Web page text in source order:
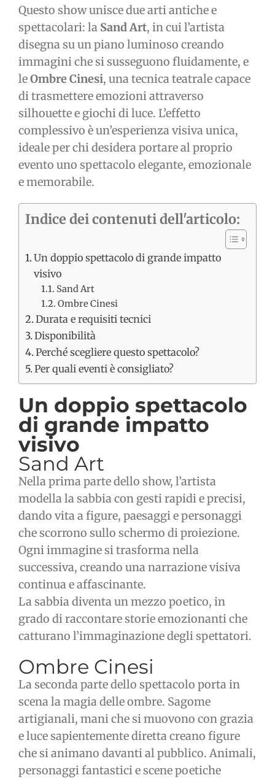
Questo show unisce due arti antiche e
spettacolari: la Sand Art, in cui l’artista
disegna su un piano luminoso creando
immagini che si susseguono fluidamente, e
leOmbre Cinesi, una tecnica teatrale capace
di trasmettere emozioni attraverso
silhouette e giochi di luce. L’effetto
complessivo è un’esperienza visiva unica,
ideale per chi desidera portare al proprio
evento uno spettacolo elegante, emozionale
e memorabile.
Indice dei contenuti dell'articolo:
Un doppio spettacolo di grande impatto
visivo
Sand Art
Ombre Cinesi
Durata e requisiti tecnici
Disponibilità
Perché scegliere questo spettacolo?
Per quali eventi è consigliato?
Un doppio spettacolo
di grande impatto
visivo
Sand Art
Nella prima parte dello show, l’artista
modella la sabbia con gesti rapidi e precisi,
dando vita a figure, paesaggi e personaggi
che scorrono sullo schermo di proiezione.
Ogni immagine si trasforma nella
successiva, creando una narrazione visiva
continua e affascinante.
La sabbia diventa un mezzo poetico, in
grado di raccontare storie emozionanti che
catturano l’immaginazione degli spettatori.
Ombre Cinesi
La seconda parte dello spettacolo porta in
scena la magia delle ombre. Sagome
artigianali, mani che si muovono con grazia
e luce sapientemente diretta creano figure
che si animano davanti al pubblico. Animali,
personaggi fantastici e scene poetiche